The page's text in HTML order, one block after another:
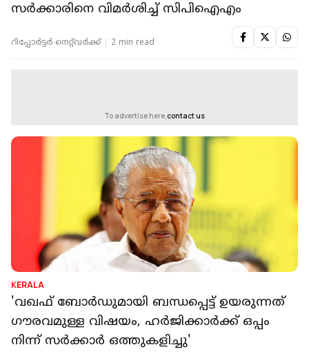
സര്‍ക്കാരിനെ വിമര്‍ശിച്ച് സിപിഐഎം
റിപ്പോർട്ടർ നെറ്റ്‌വര്‍ക്ക്‌ 2 min read
To advertise here, contact us
KERALA
'വഖഫ് ബോർഡുമായി ബന്ധപ്പെട്ട് ഉയരുന്നത്
ഗൗരവമുള്ള വിഷയം, ഹർജിക്കാർക്ക് ഒപ്പം
നിന്ന് സർക്കാർ ഒത്തുകളിച്ചു'